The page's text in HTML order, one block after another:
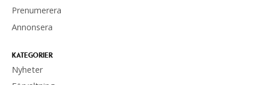
Prenumerera
Annonsera
KATEGORIER
Nyheter